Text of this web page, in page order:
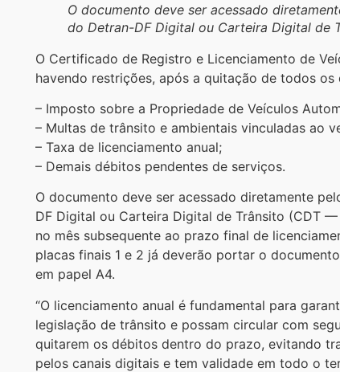
O documento deve ser acessado
do Detran-DF Digital ou Carteira Digital de
O Certificado de Registro e Licenciamento de
havendo restrições, após a quitação de todos
– Imposto sobre a Propriedade de Veículos
– Multas de trânsito e ambientais vinculadas ao
– Taxa de licenciamento anual;
– Demais débitos pendentes de serviços.
O documento deve ser acessado diretamente
DF Digital ou Carteira Digital de Trânsito (CDT
no mês subsequente ao prazo final de
placas finais 1 e 2 já deverão portar o
em papel A4.
“O licenciamento anual é fundamental para
legislação de trânsito e possam circular com
quitarem os débitos dentro do prazo, evitando
pelos canais digitais e tem validade em todo o